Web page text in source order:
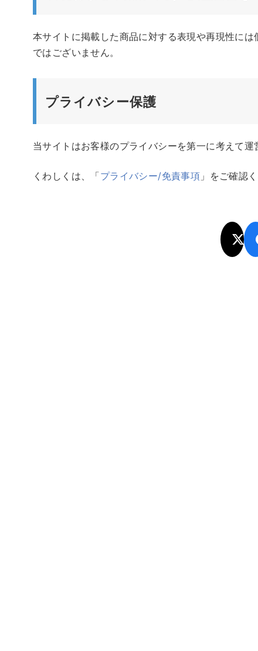
本サイトに掲載した商品に対する表現や再現性に
ではございません。
プライバシー保護
当サイトはお客様のプライバシーを第一に考えて運
くわしくは、「プライバシー/免責事項 」をご確認